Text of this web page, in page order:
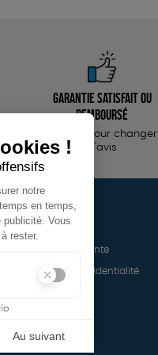
Garantie satisfait ou
remboursé
14 jours pour changer
d'avis
LA BOUTIQUE
Conditions de vente
Politique de confidentialité